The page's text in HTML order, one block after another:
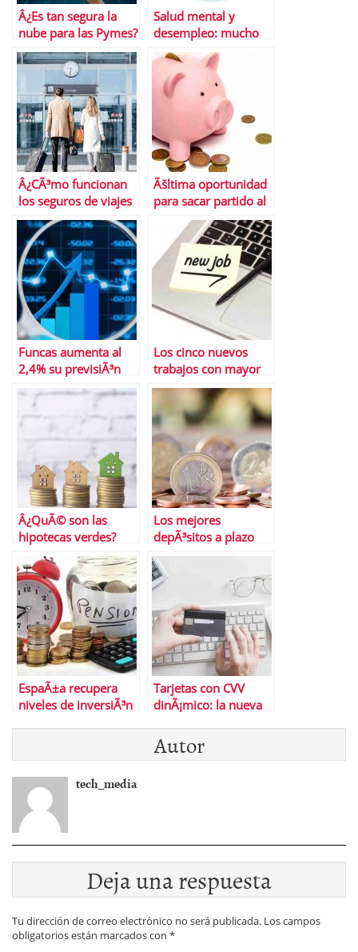
Â¿Es tan segura la
nube para las Pymes?
Riesgos y problemas
Salud mental y
desempleo: mucho
mÃ¡s que cuidar el
cuerpo
Â¿CÃ³mo funcionan
los seguros de viajes
de las tarjetas de
crÃ©dito?
Ãšltima oportunidad
para sacar partido al
depÃ³sito de ING con
2,75% TAE
Funcas aumenta al
2,4% su previsiÃ³n
para el PIB en 2025
Los cinco nuevos
trabajos con mayor
proyecciÃ³n en 2025
Â¿QuÃ© son las
hipotecas verdes?
Los mejores
depÃ³sitos a plazo
fijo en marzo de
2025: haz que tu
dinero trabaje por ti
EspaÃ±a recupera
niveles de inversiÃ³n
plazo
Tarjetas con CVV
dinÃ¡mico: la nueva
seguridad para
compras online
Autor
tech_media
Deja una respuesta
Tu dirección de correo electrónico no será publicada. Los campos
obligatorios están marcados con *